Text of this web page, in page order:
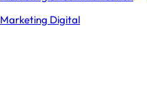
Marketing Digital